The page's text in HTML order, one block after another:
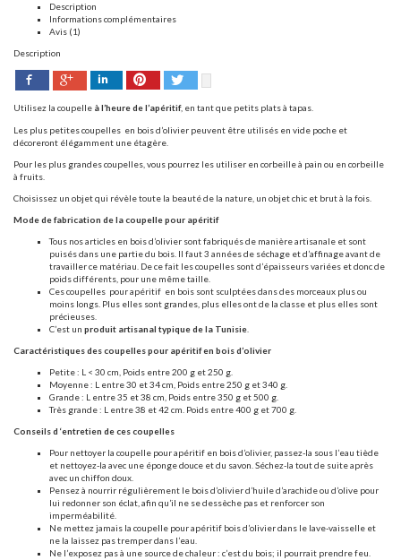
Description
Informations complémentaires
Avis (1)
Description
Facebook Google+ LinkedIn Pinterest
Utilisez la coupelle à l’heure de l’apéritif, en tant que petits plats à tapas.
Les plus petites coupelles en bois d’olivier peuvent être utilisés en vide poche et
décoreront élégamment une étagère.
Pour les plus grandes coupelles, vous pourrez les utiliser en corbeille à pain ou en corbeille
à fruits.
Choisissez un objet qui révèle toute la beauté de la nature, un objet chic et brut à la fois.
Mode de fabrication de la coupelle pour apéritif
Tous nos articles en bois d’olivier sont fabriqués de manière artisanale et sont
puisés dans une partie du bois. Il faut 3 années de séchage et d’affinage avant de
travailler ce matériau. De ce fait les coupelles sont d’épaisseurs variées et donc de
poids différents, pour une même taille.
Ces coupelles pour apéritif en bois sont sculptées dans des morceaux plus ou
moins longs. Plus elles sont grandes, plus elles ont de la classe et plus elles sont
précieuses.
C’est un produit artisanal typique de la Tunisie.
Caractéristiques des coupelles pour apéritif en bois d’olivier
Petite : L < 30 cm, Poids entre 200 g et 250 g.
Moyenne : L entre 30 et 34 cm, Poids entre 250 g et 340 g.
Grande : L entre 35 et 38 cm, Poids entre 350 g et 500 g.
Très grande : L entre 38 et 42 cm. Poids entre 400 g et 700 g.
Conseils d ‘entretien de ces coupelles
Pour nettoyer la coupelle pour apéritif en bois d’olivier, passez-la sous l’eau tiède
et nettoyez-la avec une éponge douce et du savon. Séchez-la tout de suite après
avec un chiffon doux.
Pensez à nourrir régulièrement le bois d’olivier d’huile d’arachide ou d’olive pour
lui redonner son éclat, afin qu’il ne se dessèche pas et renforcer son
imperméabilité.
Ne mettez jamais la coupelle pour apéritif bois d’olivier dans le lave-vaisselle et
ne la laissez pas tremper dans l’eau.
Ne l’exposez pas à une source de chaleur : c’est du bois; il pourrait prendre feu.